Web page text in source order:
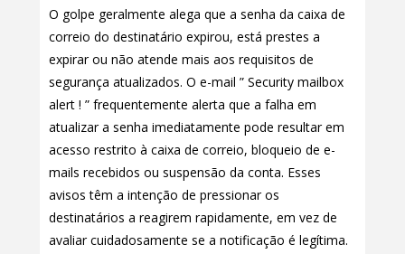
O golpe geralmente alega que a senha da caixa de
correio do destinatário expirou, está prestes a
expirar ou não atende mais aos requisitos de
segurança atualizados. O e-mail ” Security mailbox
alert ! ” frequentemente alerta que a falha em
atualizar a senha imediatamente pode resultar em
acesso restrito à caixa de correio, bloqueio de e-
mails recebidos ou suspensão da conta. Esses
avisos têm a intenção de pressionar os
destinatários a reagirem rapidamente, em vez de
avaliar cuidadosamente se a notificação é legítima.